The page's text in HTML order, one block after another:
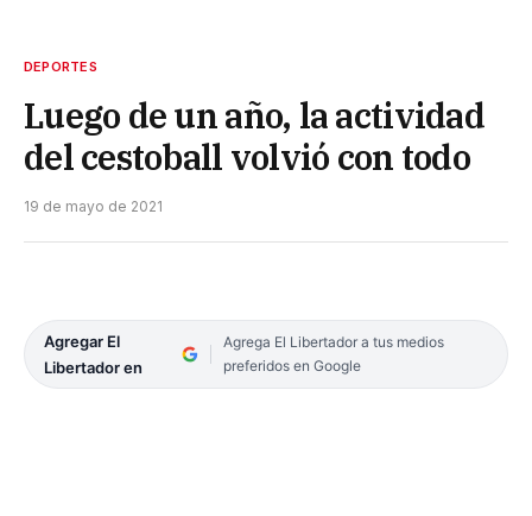
DEPORTES
Luego de un año, la actividad
del cestoball volvió con todo
19 de mayo de 2021
Agregar El
Libertador en
Agrega El Libertador a tus medios
preferidos en Google